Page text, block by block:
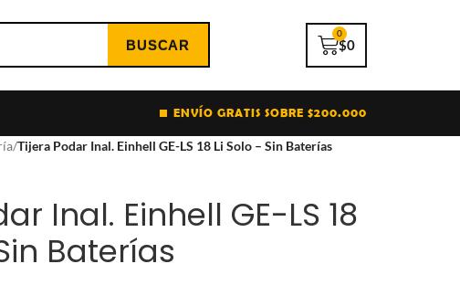
$0
0
ENVÍO GRATIS SOBRE $200.000
/Tijera Podar Inal. Einhell GE-LS 18 Li Solo – Sin Baterías
Inal. Einhell GE-LS 18
Baterías